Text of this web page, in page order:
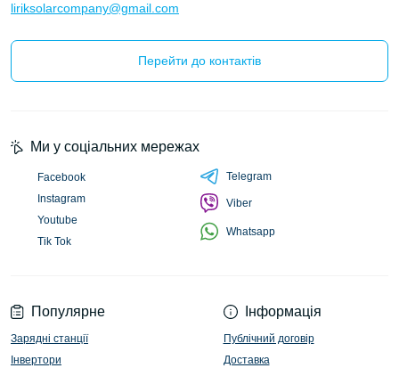
liriksolarcompany@gmail.com
Перейти до контактів
Популярне
Зарядні станції
Інвертори
Інформація
Публічний договір
Доставка
Ми у соціальних мережах
Facebook
Instagram
Youtube
Tik Tok
Telegram
Viber
Whatsapp